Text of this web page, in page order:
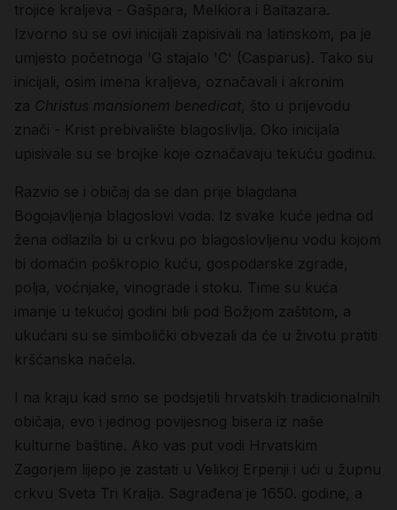
trojice kraljeva - Gašpara, Melkiora i Baltazara.
Izvorno su se ovi inicijali zapisivali na latinskom, pa je
umjesto početnoga 'G stajalo 'C' (Casparus). Tako su
inicijali, osim imena kraljeva, označavali i akronim
za Christus mansionem benedicat, što u prijevodu
znači - Krist prebivalište blagoslivlja. Oko inicijala
upisivale su se brojke koje označavaju tekuću godinu.
Razvio se i običaj da se dan prije blagdana
Bogojavljenja blagoslovi voda . Iz svake kuće jedna od
žena odlazila bi u crkvu po blagoslovljenu vodu kojom
bi domaćin poškropio kuću, gospodarske zgrade,
polja, voćnjake, vinograde i stoku. Time su kuća
imanje u tekućoj godini bili pod Božjom zaštitom, a
ukućani su se simbolički obvezali da će u životu pratiti
kršćanska načela.
I na kraju kad smo se podsjetili hrvatskih tradicionalnih
običaja, evo i jednog povijesnog bisera iz naše
kulturne baštine. Ako vas put vodi Hrvatskim
Zagorjem lijepo je zastati u Velikoj Erpenji i ući u župnu
crkvu Sveta Tri Kralja. Sagrađena je 1650. godine, a